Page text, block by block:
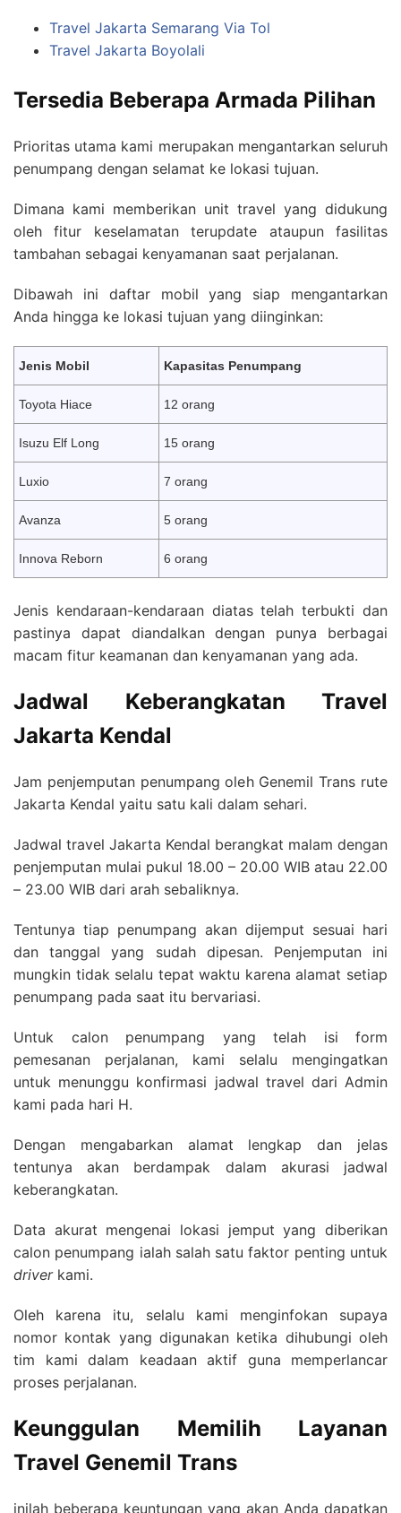
Travel Jakarta Semarang Via Tol
Travel Jakarta Boyolali
Tersedia Beberapa Armada Pilihan
Prioritas utama kami merupakan mengantarkan seluruh
penumpang dengan selamat ke lokasi tujuan.
Dimana kami memberikan unit travel yang didukung
oleh fitur keselamatan terupdate ataupun fasilitas
tambahan sebagai kenyamanan saat perjalanan.
Dibawah ini daftar mobil yang siap mengantarkan
Anda hingga ke lokasi tujuan yang diinginkan:
Jenis Mobil Kapasitas Penumpang
Toyota Hiace 12 orang
Isuzu Elf Long 15 orang
Luxio 7 orang
Avanza 5 orang
Innova Reborn 6 orang
Jenis kendaraan-kendaraan diatas telah terbukti dan
pastinya dapat diandalkan dengan punya berbagai
macam fitur keamanan dan kenyamanan yang ada.
Jadwal Keberangkatan Travel
Jakarta Kendal
Jam penjemputan penumpang oleh Genemil Trans rute
Jakarta Kendal yaitu satu kali dalam sehari.
Jadwal travel Jakarta Kendal berangkat malam dengan
penjemputan mulai pukul 18.00 – 20.00 WIB atau 22.00
– 23.00 WIB dari arah sebaliknya.
Tentunya tiap penumpang akan dijemput sesuai hari
dan tanggal yang sudah dipesan. Penjemputan ini
mungkin tidak selalu tepat waktu karena alamat setiap
penumpang pada saat itu bervariasi.
Untuk calon penumpang yang telah isi form
pemesanan perjalanan, kami selalu mengingatkan
untuk menunggu konfirmasi jadwal travel dari Admin
kami pada hari H.
Dengan mengabarkan alamat lengkap dan jelas
tentunya akan berdampak dalam akurasi jadwal
keberangkatan.
Data akurat mengenai lokasi jemput yang diberikan
calon penumpang ialah salah satu faktor penting untuk
driverkami.
Oleh karena itu, selalu kami menginfokan supaya
nomor kontak yang digunakan ketika dihubungi oleh
tim kami dalam keadaan aktif guna memperlancar
proses perjalanan.
Keunggulan Memilih Layanan
Travel Genemil Trans
inilah beberapa keuntungan yang akan Anda dapatkan